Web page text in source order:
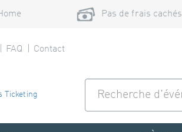
Pas de frais cachés
FAQ Contact